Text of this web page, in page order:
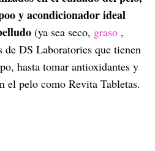
y acondicionador ideal
(ya sea seco, graso ,
DS Laboratories que tienen
hasta tomar antioxidantes y
el pelo como Revita Tabletas.